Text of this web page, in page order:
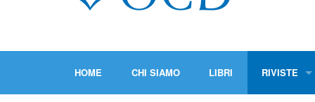
HOME CHI SIAMO LIBRI RIVISTE